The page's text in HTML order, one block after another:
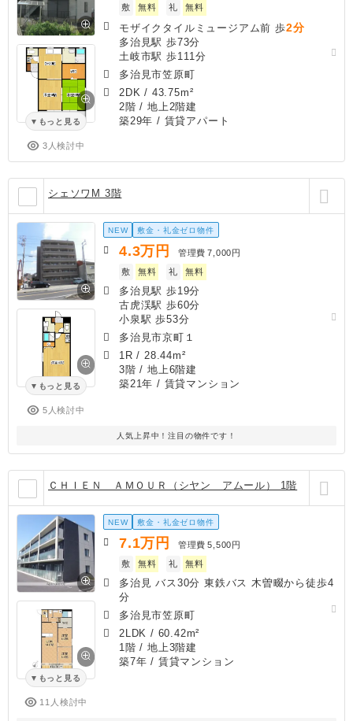
もっと見る
3人検討中
敷
無料 礼 無料
モザイクタイルミュージアム前 歩2分
多治見駅 歩73分
土岐市駅 歩111分
多治見市笠原町
2DK / 43.75m²
2階 / 地上2階建
築29年 / 賃貸アパート
シェソワM 3階
もっと見る
5人検討中
NEW 敷金・礼金ゼロ物件
4.3万円 管理費 7,000円
敷
無料 礼 無料
多治見駅 歩19分
古虎渓駅 歩60分
小泉駅 歩53分
多治見市京町１
1R / 28.44m²
3階 / 地上6階建
築21年 / 賃貸マンション
人気上昇中！注目の物件です！
ＣＨＩＥＮ ＡＭＯＵＲ（シヤン アムール） 1階
もっと見る
11人検討中
NEW 敷金・礼金ゼロ物件
7.1万円 管理費 5,500円
敷
無料 礼 無料
多治見 バス30分 東鉄バス 木曽畷から徒歩4
分
多治見市笠原町
2LDK / 60.42m²
1階 / 地上3階建
築7年 / 賃貸マンション